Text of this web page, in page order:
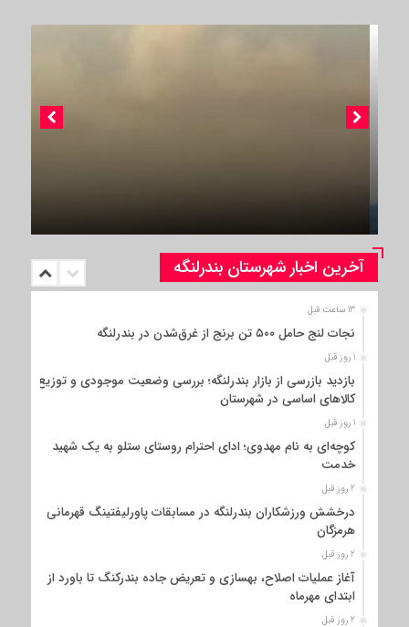
آخرین اخبار شهرستان بندرلنگه
13 ساعت قبل
نجات لنج حامل ۵۰۰ تن برنج از غرق‌شدن در بندرلنگه
1 روز قبل
بازدید بازرسی از بازار بندرلنگه؛ بررسی وضعیت موجودی و توزیع
کالاهای اساسی در شهرستان
1 روز قبل
کوچه‌ای به نام مهدوی؛ ادای احترام روستای ستلو به یک شهید
خدمت
2 روز قبل
درخشش ورزشکاران بندرلنگه در مسابقات پاورلیفتینگ قهرمانی
هرمزگان
2 روز قبل
آغاز عملیات اصلاح، بهسازی و تعریض جاده بندرکنگ تا باورد از
ابتدای مهرماه
2 روز قبل